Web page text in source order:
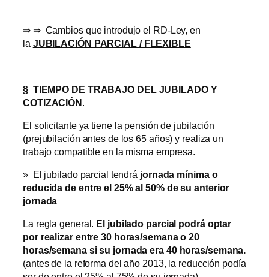
⇒ ⇒ Cambios que introdujo el RD-Ley, en
la JUBILACIÓN PARCIAL / FLEXIBLE
§ TIEMPO DE TRABAJO DEL JUBILADO Y
COTIZACIÓN.
El solicitante ya tiene la pensión de jubilación
(prejubilación antes de los 65 años) y realiza un
trabajo compatible en la misma empresa.
» El jubilado parcial tendrá jornada mínima o
reducida de entre el 25% al 50% de su anterior
jornada
La regla general. El jubilado parcial podrá optar
por realizar entre 30 horas/semana o 20
horas/semana si su jornada era 40 horas/semana.
(antes de la reforma del año 2013, la reducción podía